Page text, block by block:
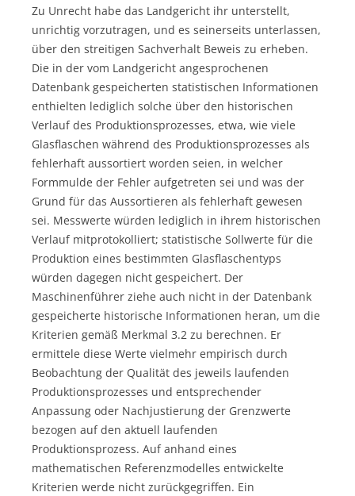
Zu Unrecht habe das Landgericht ihr unterstellt,
unrichtig vorzutragen, und es seinerseits unterlassen,
über den streitigen Sachverhalt Beweis zu erheben.
Die in der vom Landgericht angesprochenen
Datenbank gespeicherten statistischen Informationen
enthielten lediglich solche über den historischen
Verlauf des Produktionsprozesses, etwa, wie viele
Glasflaschen während des Produktionsprozesses als
fehlerhaft aussortiert worden seien, in welcher
Formmulde der Fehler aufgetreten sei und was der
Grund für das Aussortieren als fehlerhaft gewesen
sei. Messwerte würden lediglich in ihrem historischen
Verlauf mitprotokolliert; statistische Sollwerte für die
Produktion eines bestimmten Glasflaschentyps
würden dagegen nicht gespeichert. Der
Maschinenführer ziehe auch nicht in der Datenbank
gespeicherte historische Informationen heran, um die
Kriterien gemäß Merkmal 3.2 zu berechnen. Er
ermittele diese Werte vielmehr empirisch durch
Beobachtung der Qualität des jeweils laufenden
Produktionsprozesses und entsprechender
Anpassung oder Nachjustierung der Grenzwerte
bezogen auf den aktuell laufenden
Produktionsprozess. Auf anhand eines
mathematischen Referenzmodelles entwickelte
Kriterien werde nicht zurückgegriffen. Ein